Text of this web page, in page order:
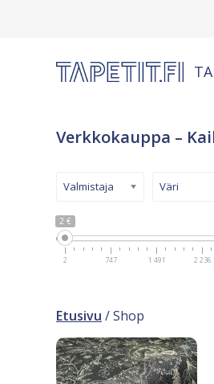
Verkkokauppa –
2 €
2 747 1 491 2 236
Valmistaja Väri
Etusivu / Shop